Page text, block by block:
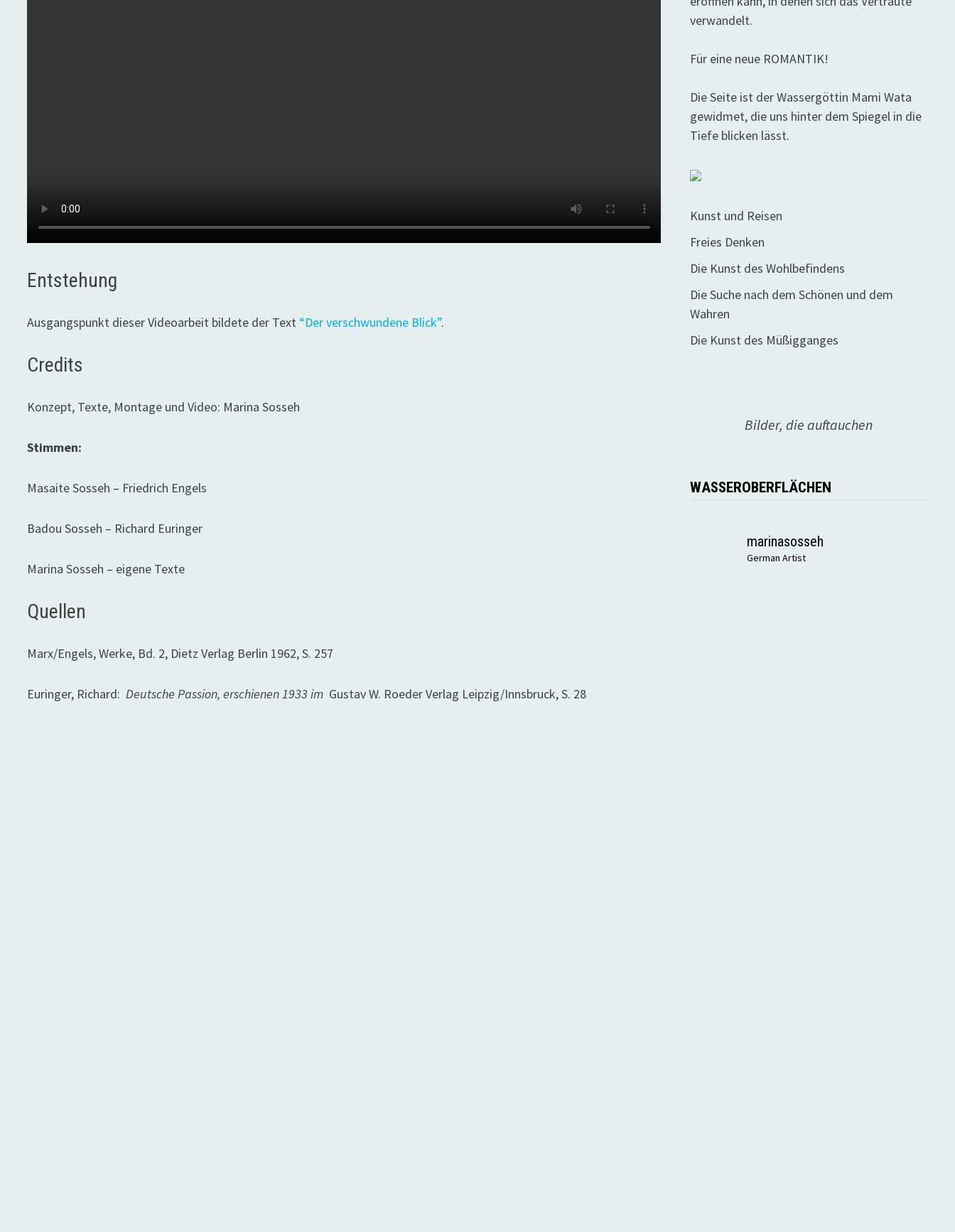
Entstehung
Ausgangspunkt dieser Videoarbeit bildete der Text “Der verschwundene Blick”.
Credits
Konzept, Texte, Montage und Video: Marina Sosseh
Stimmen:
Masaite Sosseh – Friedrich Engels
Badou Sosseh – Richard Euringer
Marina Sosseh – eigene Texte
Quellen
Marx/Engels, Werke, Bd. 2, Dietz Verlag Berlin 1962, S. 257
Euringer, Richard:Deutsche Passion, erschienen 1933 im Gustav W. Roeder Verlag Leipzig/Innsbruck, S. 28
verwandelt.
Für eine neue ROMANTIK!
Die Seite ist der Wassergöttin Mami Wata
gewidmet, die uns hinter dem Spiegel in die
Tiefe blicken lässt.
Kunst und Reisen
Freies Denken
Die Kunst des Wohlbefindens
Die Suche nach dem Schönen und dem
Wahren
Die Kunst des Müßigganges
Bilder, die auftauchen
WASSEROBERFLÄCHEN
marinasosseh
German Artist